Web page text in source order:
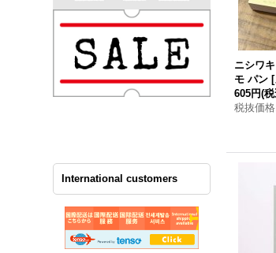
International customers
ニシワ
モ パン [
605円(
税抜価格